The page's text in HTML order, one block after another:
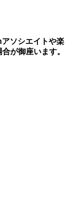
ソシエイトや楽
が御座います。